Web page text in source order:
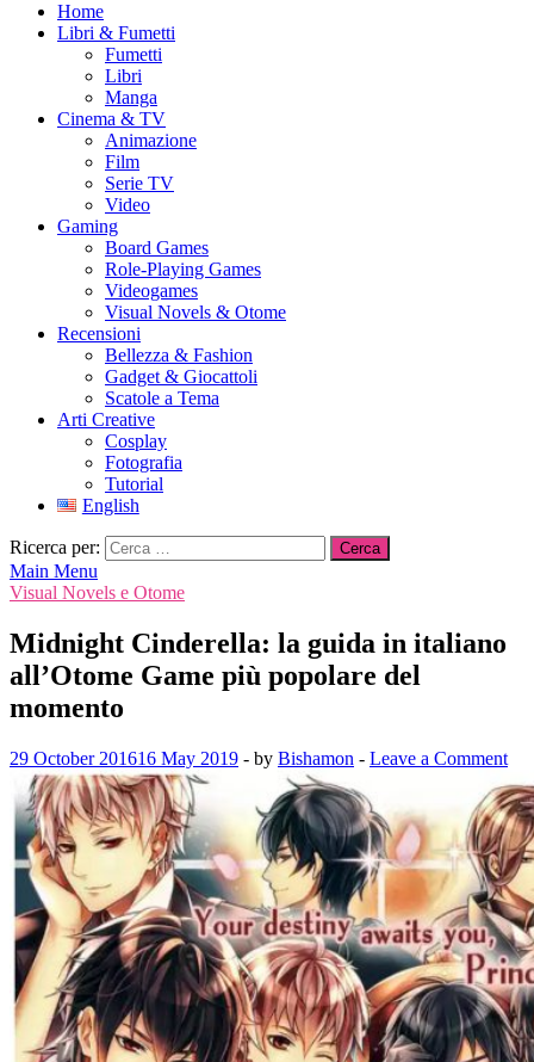
Home
Libri & Fumetti
Fumetti
Libri
Manga
Cinema & TV
Animazione
Film
Serie TV
Video
Gaming
Board Games
Role-Playing Games
Videogames
Visual Novels & Otome
Recensioni
Bellezza & Fashion
Gadget & Giocattoli
Scatole a Tema
Arti Creative
Cosplay
Fotografia
Tutorial
English
Ricerca per:
Main Menu
Visual Novels e Otome
Midnight Cinderella: la guida in italiano
all’Otome Game più popolare del
momento
29 October 201616 May 2019 - by Bishamon - Leave a Comment